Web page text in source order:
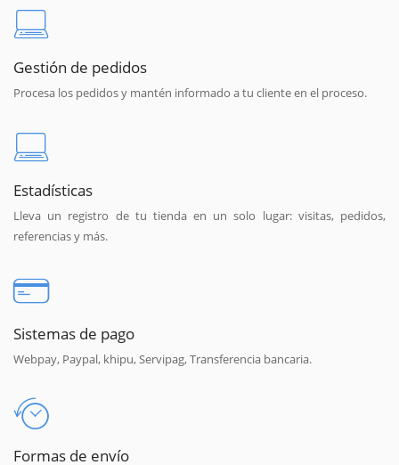
Gestión de pedidos
Procesa los pedidos y mantén informado a tu cliente en el proceso.
Estadísticas
Lleva un registro de tu tienda en un solo lugar: visitas, pedidos,
referencias y más.
Sistemas de pago
Webpay, Paypal, khipu, Servipag, Transferencia bancaria.
Formas de envío